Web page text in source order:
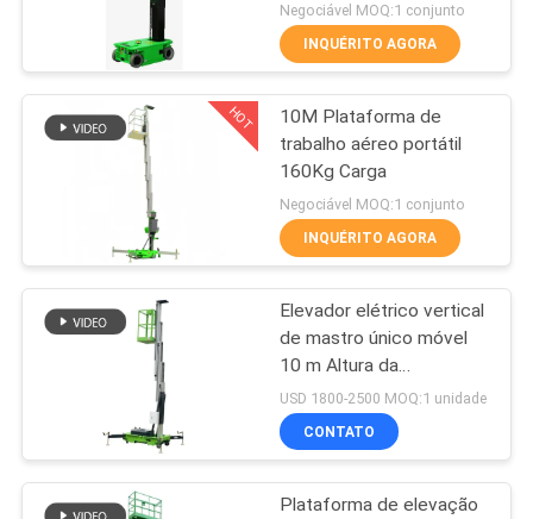
VISITA
CONTROLE
QUALIDADE
CONTACTE-
NOS
elevador de tesoura
autopropelido
54
O móbil Scissor o
elevador
157
Negociável MOQ:1 conjunto
INQUÉRITO AGORA
HOT
10M Plataforma de
trabalho aéreo portátil
160Kg Carga
Negociável MOQ:1 conjunto
INQUÉRITO AGORA
Elevador elétrico vertical
de mastro único móvel
10 m Altura da
plataforma 130 kg
Capacidade de carga
USD 1800-2500 MOQ:1 unidade
CONTATO
Plataforma de elevação